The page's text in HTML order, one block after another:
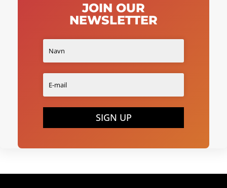
JOIN OUR
NEWSLETTER
SIGN UP